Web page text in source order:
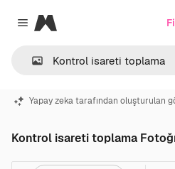
Close menu
Magnific
Yapay zeka tarafından oluşturulan
Kontrol isareti toplama